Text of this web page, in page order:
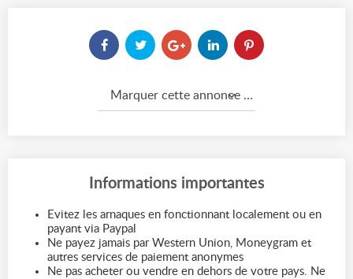
Marquer cette annonce comme...
Informations importantes
Evitez les arnaques en fonctionnant localement ou en
payant via Paypal
Ne payez jamais par Western Union, Moneygram et
autres services de paiement anonymes
Ne pas acheter ou vendre en dehors de votre pays. Ne